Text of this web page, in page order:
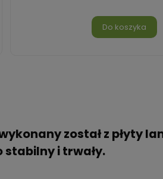
Do koszyka
został z płyty
stabilny i trwały.